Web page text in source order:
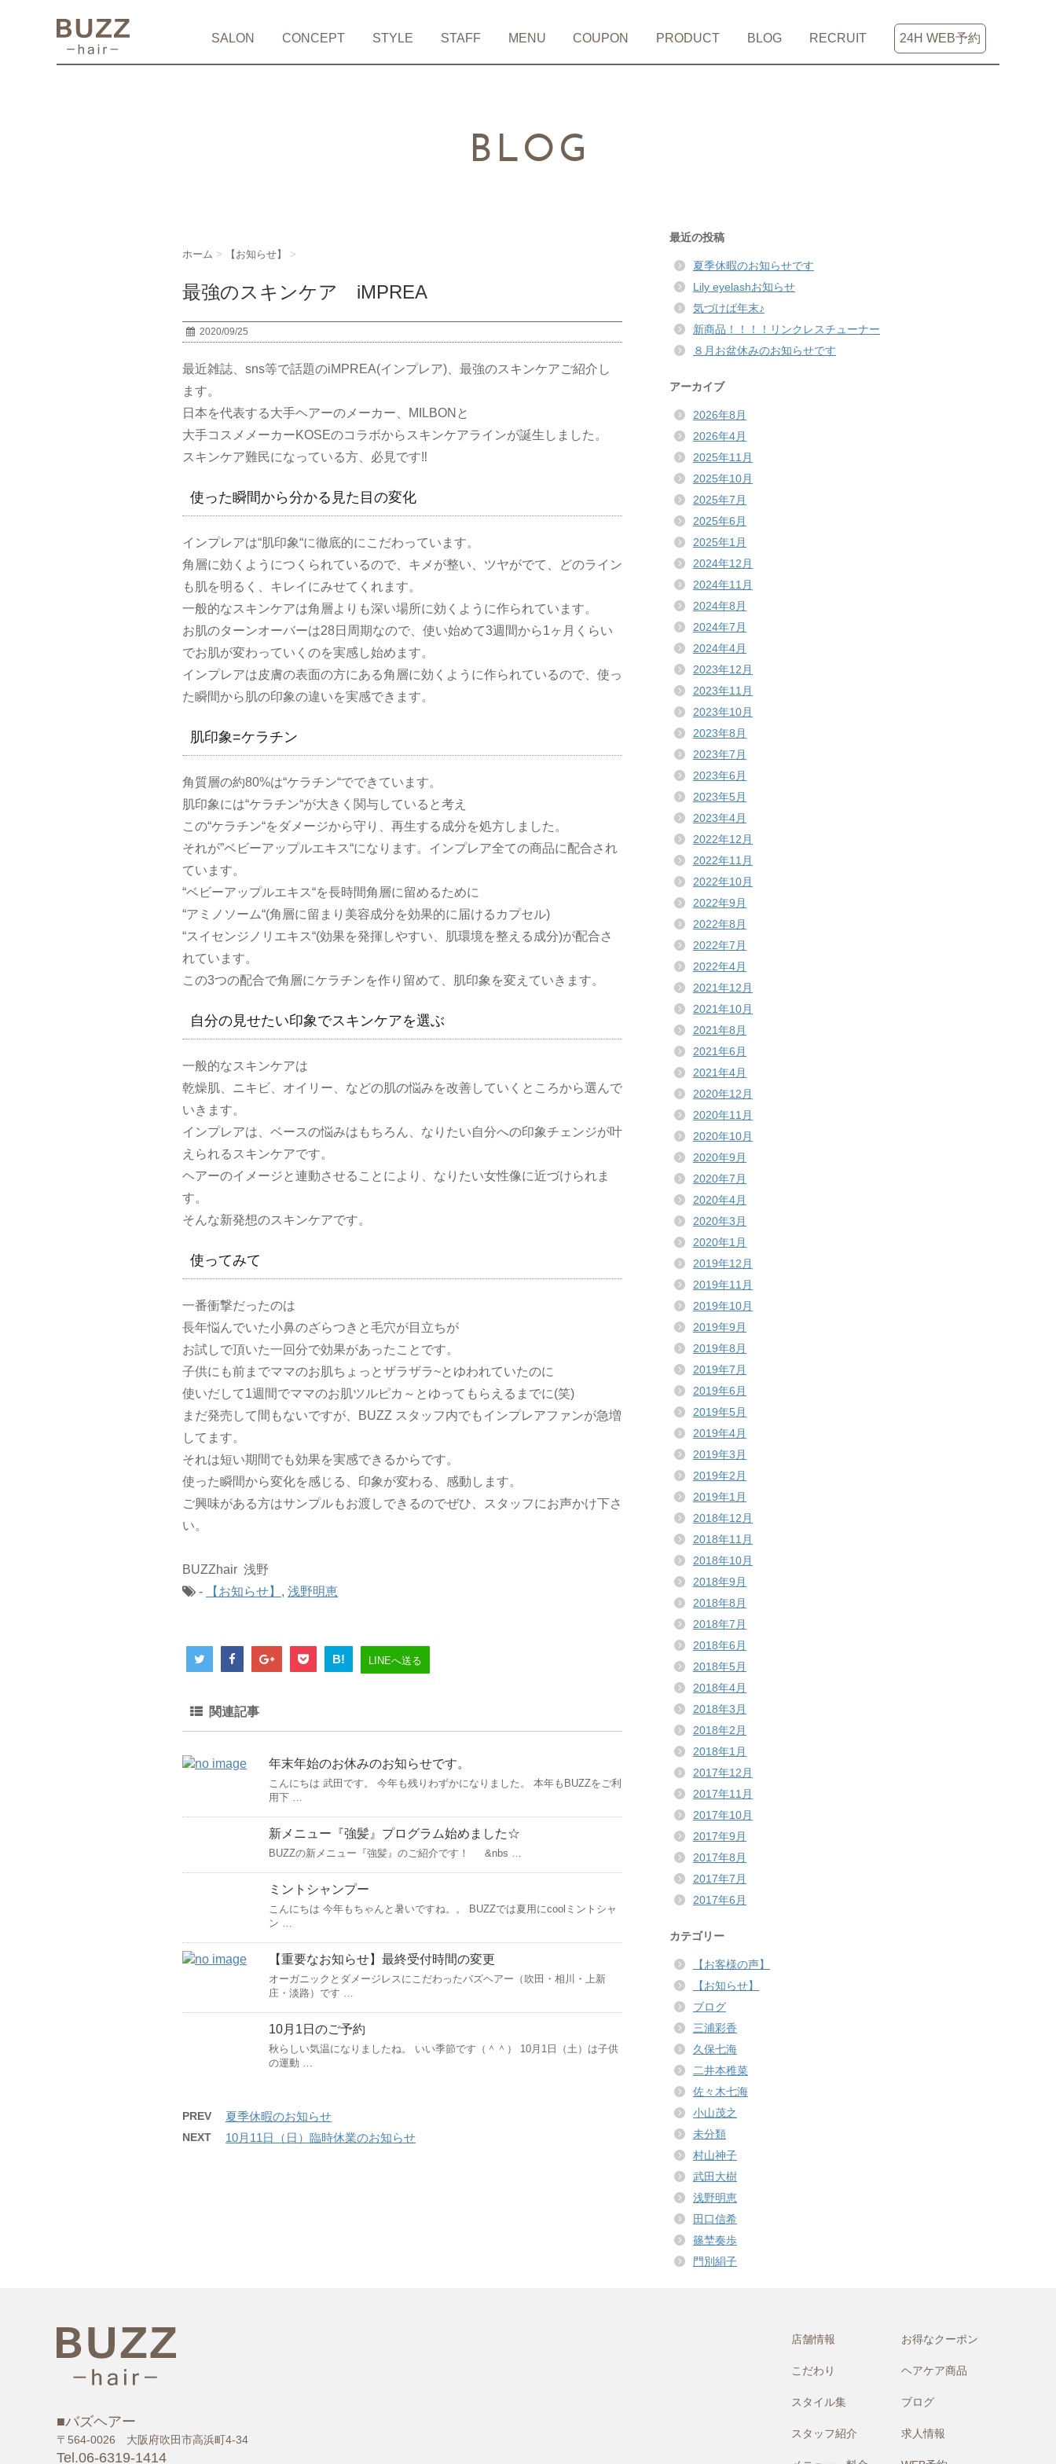
SALON CONCEPT STYLE STAFF MENU COUPON PRODUCT BLOG RECRUIT 24H WEB予約
BLOG
ホーム > 【お知らせ】 >
最強のスキンケア iMPREA
2020/09/25
最近雑誌、sns等で話題のiMPREA(インプレア)、最強のスキンケアご紹介し
ます。
日本を代表する大手ヘアーのメーカー、MILBONと
大手コスメメーカーKOSEのコラボからスキンケアラインが誕生しました。
スキンケア難民になっている方、必見です‼
使った瞬間から分かる見た目の変化
インプレアは“肌印象“に徹底的にこだわっています。
角層に効くようにつくられているので、キメが整い、ツヤがでて、どのライン
も肌を明るく、キレイにみせてくれます。
一般的なスキンケアは角層よりも深い場所に効くように作られています。
お肌のターンオーバーは28日周期なので、使い始めて3週間から1ヶ月くらい
でお肌が変わっていくのを実感し始めます。
インプレアは皮膚の表面の方にある角層に効くように作られているので、使っ
た瞬間から肌の印象の違いを実感できます。
肌印象=ケラチン
角質層の約80%は“ケラチン“でできています。
肌印象には“ケラチン“が大きく関与していると考え
この“ケラチン“をダメージから守り、再生する成分を処方しました。
それが”ベビーアップルエキス“になります。インプレア全ての商品に配合され
ています。
“ベビーアップルエキス“を長時間角層に留めるために
“アミノソーム“(角層に留まり美容成分を効果的に届けるカプセル)
“スイセンジノリエキス“(効果を発揮しやすい、肌環境を整える成分)が配合さ
れています。
この3つの配合で角層にケラチンを作り留めて、肌印象を変えていきます。
自分の見せたい印象でスキンケアを選ぶ
一般的なスキンケアは
乾燥肌、ニキビ、オイリー、などの肌の悩みを改善していくところから選んで
いきます。
インプレアは、ベースの悩みはもちろん、なりたい自分への印象チェンジが叶
えられるスキンケアです。
ヘアーのイメージと連動させることにより、なりたい女性像に近づけられま
す。
そんな新発想のスキンケアです。
使ってみて
一番衝撃だったのは
長年悩んでいた小鼻のざらつきと毛穴が目立ちが
お試しで頂いた一回分で効果があったことです。
子供にも前までママのお肌ちょっとザラザラ~とゆわれていたのに
使いだして1週間でママのお肌ツルピカ～とゆってもらえるまでに(笑)
まだ発売して間もないですが、BUZZ スタッフ内でもインプレアファンが急増
してます。
それは短い期間でも効果を実感できるからです。
使った瞬間から変化を感じる、印象が変わる、感動します。
ご興味がある方はサンプルもお渡しできるのでぜひ、スタッフにお声かけ下さ
い。
BUZZhair 浅野
-
【お知らせ】 , 浅野明恵
B! LINEへ送る
関連記事
年末年始のお休みのお知らせです。
こんにちは 武田です。 今年も残りわずかになりました。 本年もBUZZをご利
用下 …
新メニュー『強髪』プログラム始めました☆
BUZZの新メニュー『強髪』のご紹介です！ &nbs …
ミントシャンプー
こんにちは 今年もちゃんと暑いですね。。 BUZZでは夏用にcoolミントシャ
ン …
【重要なお知らせ】最終受付時間の変更
オーガニックとダメージレスにこだわったバズヘアー（吹田・相川・上新
庄・淡路）です …
10月1日のご予約
秋らしい気温になりましたね。 いい季節です（＾＾） 10月1日（土）は子供
の運動 …
PREV 夏季休暇のお知らせ
NEXT 10月11日（日）臨時休業のお知らせ
最近の投稿
夏季休暇のお知らせです
Lily eyelashお知らせ
気づけば年末♪
新商品！！！！リンクレスチューナー
８月お盆休みのお知らせです
アーカイブ
2026年8月
2026年4月
2025年11月
2025年10月
2025年7月
2025年6月
2025年1月
2024年12月
2024年11月
2024年8月
2024年7月
2024年4月
2023年12月
2023年11月
2023年10月
2023年8月
2023年7月
2023年6月
2023年5月
2023年4月
2022年12月
2022年11月
2022年10月
2022年9月
2022年8月
2022年7月
2022年4月
2021年12月
2021年10月
2021年8月
2021年6月
2021年4月
2020年12月
2020年11月
2020年10月
2020年9月
2020年7月
2020年4月
2020年3月
2020年1月
2019年12月
2019年11月
2019年10月
2019年9月
2019年8月
2019年7月
2019年6月
2019年5月
2019年4月
2019年3月
2019年2月
2019年1月
2018年12月
2018年11月
2018年10月
2018年9月
2018年8月
2018年7月
2018年6月
2018年5月
2018年4月
2018年3月
2018年2月
2018年1月
2017年12月
2017年11月
2017年10月
2017年9月
2017年8月
2017年7月
2017年6月
カテゴリー
【お客様の声】
【お知らせ】
ブログ
三浦彩香
久保七海
二井本稚菜
佐々木七海
小山茂之
未分類
村山神子
武田大樹
浅野明恵
田口信希
篠埜奏歩
門別絹子
■バズヘアー
〒564-0026 大阪府吹田市高浜町4-34
Tel.06-6319-1414
店舗情報
こだわり
スタイル集
スタッフ紹介
お得なクーポン
ヘアケア商品
ブログ
求人情報